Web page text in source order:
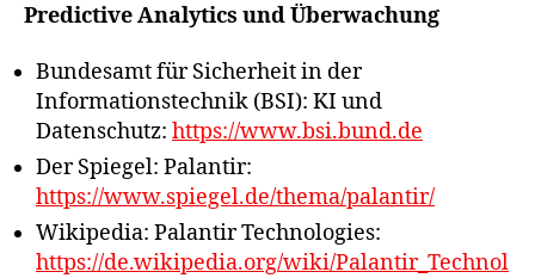
Predictive Analytics und Überwachung
Bundesamt für Sicherheit in der
Informationstechnik (BSI): KI und
Datenschutz: https://www.bsi.bund.de
Der Spiegel: Palantir:
https://www.spiegel.de/thema/palantir/
Wikipedia: Palantir Technologies:
https://de.wikipedia.org/wiki/Palantir_Technol